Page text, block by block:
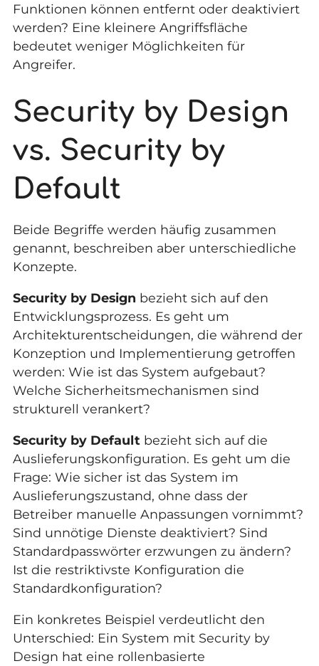
Funktionen können entfernt oder deaktiviert
werden? Eine kleinere Angriffsfläche
bedeutet weniger Möglichkeiten für
Angreifer.
Security by Design
vs. Security by
Default
Beide Begriffe werden häufig zusammen
genannt, beschreiben aber unterschiedliche
Konzepte.
Security by Design bezieht sich auf den
Entwicklungsprozess. Es geht um
Architekturentscheidungen, die während der
Konzeption und Implementierung getroffen
werden: Wie ist das System aufgebaut?
Welche Sicherheitsmechanismen sind
strukturell verankert?
Security by Default bezieht sich auf die
Auslieferungskonfiguration. Es geht um die
Frage: Wie sicher ist das System im
Auslieferungszustand, ohne dass der
Betreiber manuelle Anpassungen vornimmt?
Sind unnötige Dienste deaktiviert? Sind
Standardpasswörter erzwungen zu ändern?
Ist die restriktivste Konfiguration die
Standardkonfiguration?
Ein konkretes Beispiel verdeutlicht den
Unterschied: Ein System mit Security by
Design hat eine rollenbasierte